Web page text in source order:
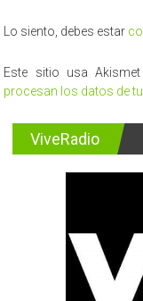
Lo siento, debes estar
Este sitio usa
procesan los datos de
ViveRadio